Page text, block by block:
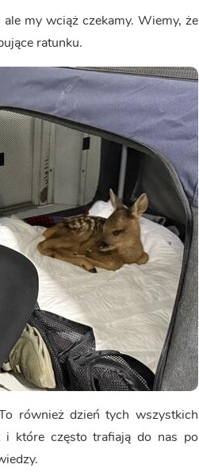
my wciąż czekamy. Wiemy, że
ratunku.
również dzień tych wszystkich
i które często trafiają do nas po